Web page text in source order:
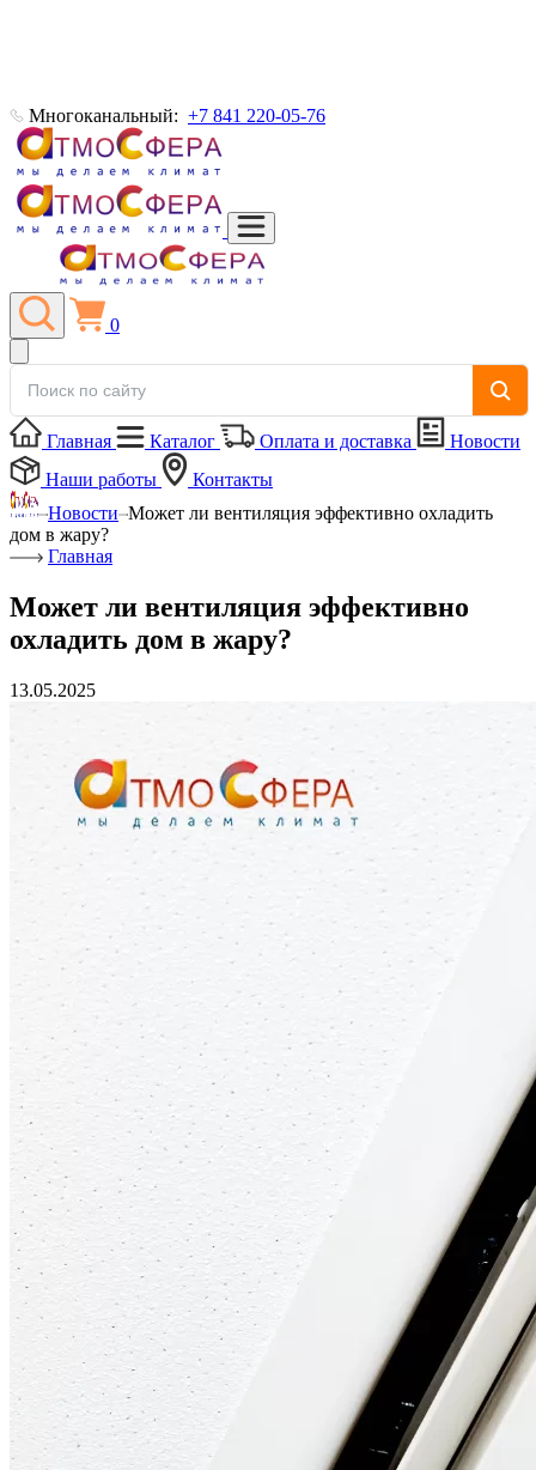
Многоканальный: +7 841 220-05-76
0
Главная Каталог Оплата и доставка
Новости
Наши работы
Контакты
Новости Может ли вентиляция эффективно охладить
дом в жару?
Главная
Может ли вентиляция эффективно
охладить дом в жару?
13.05.2025